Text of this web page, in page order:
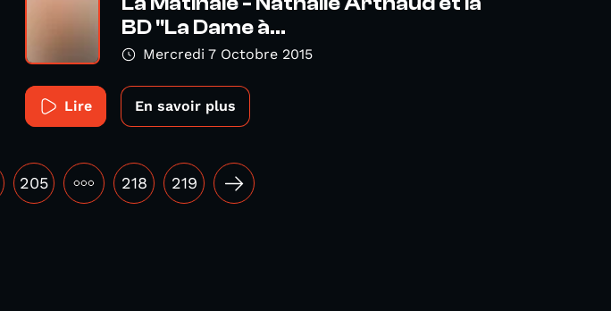
BD "La Dame à...
Mercredi 7 Octobre 2015
Lire En savoir plus
205 ••• 218 219